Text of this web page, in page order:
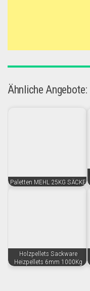
Ähnliche Angebote:
Paletten MEHL 25KG SÄCKE
Holzpellets Sackware
Heizpellets 6mm 1000Kg